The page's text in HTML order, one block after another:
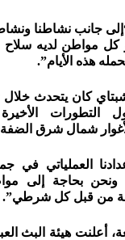
جانب نشاطنا
كل مواطن لديه
هذه الأيام”.
كان يتحدث
التطورات
شمال شرق الضفة
العملياتي في
ونحن بحاجة إلى
من قبل كل شرطي”.
أعلنت هيئة البث